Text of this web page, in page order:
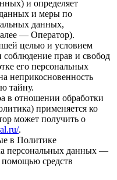
и определяет
и меры по
данных,
— Оператор).
целью и условием
соблюдение прав и свобод
его персональных
неприкосновенность
тайну.
в отношении обработки
применяется ко
может получить о
.
в Политике
персональных данных —
помощью средств